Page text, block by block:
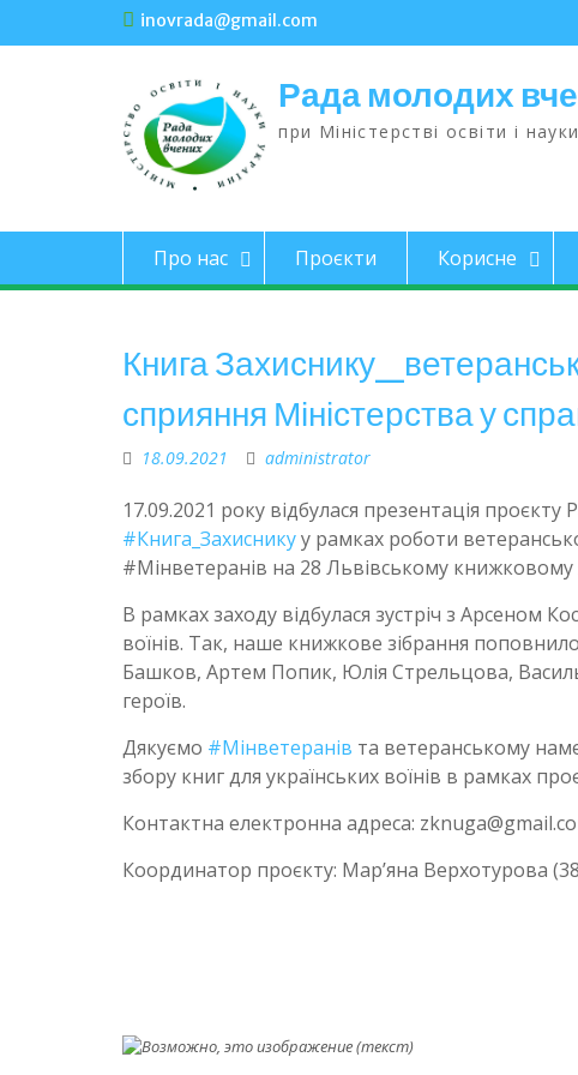
inovrada@gmail.com
Рада молодих
при Міністерстві освіти і
Про нас Проєкти Корисне
Книга
сприяння Міністерства у
18.09.2021 administrator
17.09.2021 року відбулася презентація
#Книга_Захисникуу рамках роботи
#Мінветеранів на 28 Львівському
В рамках заходу відбулася зустріч з Арсеном
воїнів. Так, наше книжкове зібрання
Башков, Артем Попик, Юлія Стрельцова,
героїв.
Дякуємо #Мінветеранів та ветеранському
збору книг для українських воїнів в рамках
Контактна електронна адреса:
Координатор проєкту: Мар’яна Верхотурова